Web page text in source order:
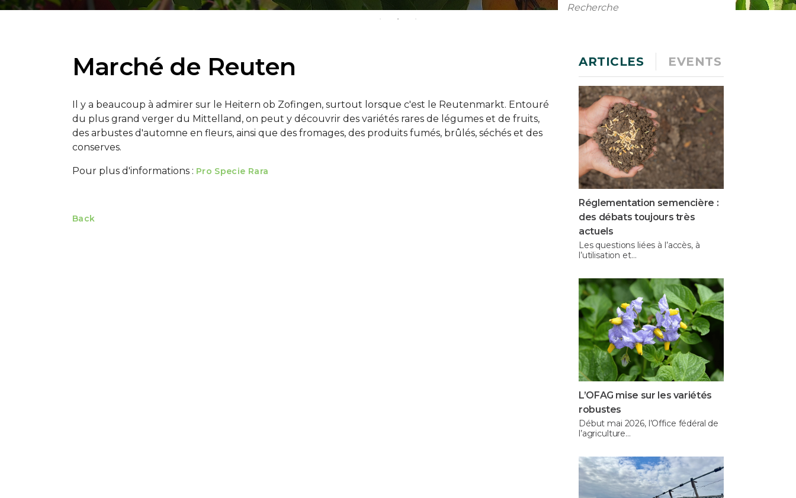
Marché de Reuten
Il y a beaucoup à admirer sur le Heitern ob Zofingen, surtout lorsque c'est le Reutenmarkt. Entouré
du plus grand verger du Mittelland, on peut y découvrir des variétés rares de légumes et de fruits,
des arbustes d'automne en fleurs, ainsi que des fromages, des produits fumés, brûlés, séchés et des
conserves.
Pour plus d'informations : Pro Specie Rara
Back
ARTICLES EVENTS
Réglementation semencière :
des débats toujours très
actuels
Les questions liées à l’accès, à
l’utilisation et…
L’OFAG mise sur les variétés
robustes
Début mai 2026, l’Office fédéral de
l’agriculture…